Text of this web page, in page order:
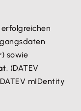
) sowie
. (DATEV
mIDentity